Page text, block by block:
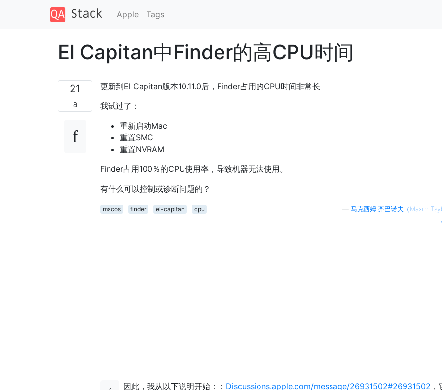
Apple Tags
El Capitan中Finder的高CPU时间
21
更新到El Capitan版本10.11.0后，Finder占用的CPU时间非常长
我试过了：
重新启动Mac
重置SMC
重置NVRAM
Finder占用100％的CPU使用率，导致机器无法使用。
有什么可以控制或诊断问题的？
macos finder el-capitan cpu
马克西姆·齐巴诺夫（Maxim
因此，我从以下说明开始：： Discussions.apple.com/message/26931502#26931502